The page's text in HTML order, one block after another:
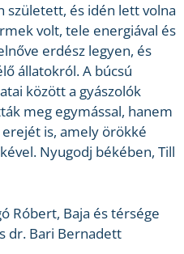
született, és idén lett volna
volt, tele energiával és
erdész legyen, és
állatokról. A búcsú
között a gyászolók
meg egymással, hanem
is, amely örökké
Nyugodj békében, Till
Róbert, Baja és térsége
dr. Bari Bernadett